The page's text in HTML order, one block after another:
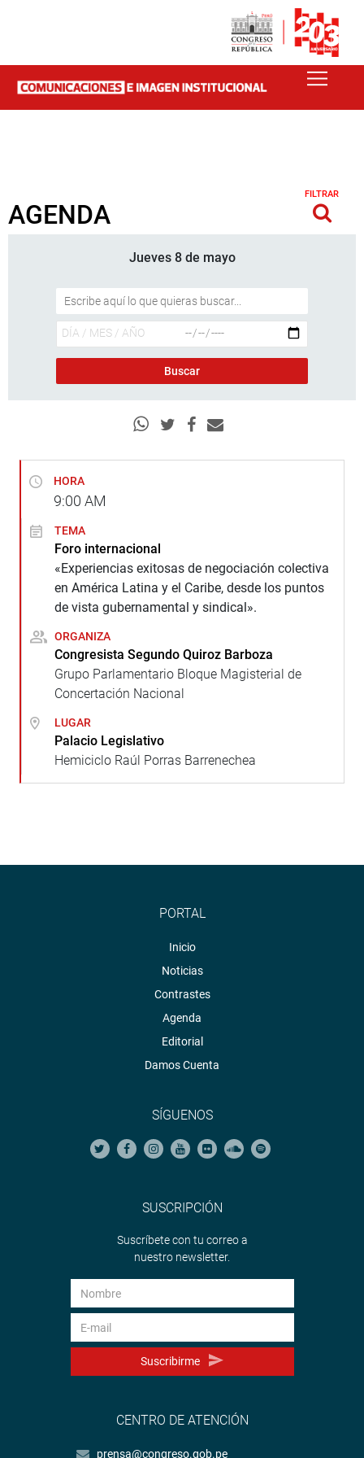
AGENDA
FILTRAR
Jueves 8 de mayo
HORA
9:00 AM
TEMA
Foro internacional
«Experiencias exitosas de negociación colectiva
en América Latina y el Caribe, desde los puntos
de vista gubernamental y sindical».
ORGANIZA
Congresista Segundo Quiroz Barboza
Grupo Parlamentario Bloque Magisterial de
Concertación Nacional
LUGAR
Palacio Legislativo
Hemiciclo Raúl Porras Barrenechea
PORTAL
Inicio
Noticias
Contrastes
Agenda
Editorial
Damos Cuenta
SÍGUENOS
SUSCRIPCIÓN
Suscríbete con tu correo a
nuestro newsletter.
Suscribirme
CENTRO DE ATENCIÓN
prensa@congreso.gob.pe